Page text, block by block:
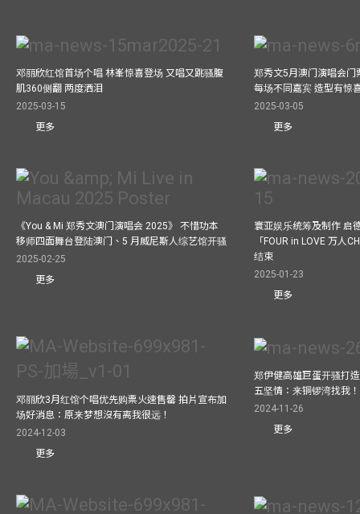
邓丽欣红馆首场个唱 林峯惊喜登场 又唱又跳骚腹
肌360侧翻 两度洒泪
2025-03-15
更多
郑秀文5月澳门演唱会
每场不同嘉宾 造型有惊
2025-03-05
更多
《You & Mi 郑秀文澳门演唱会 2025》 不惜功本
移师四面舞台登陆澳门、5 月威尼斯人综艺馆开骚
2025-02-25
更多
寰亚娱乐统筹及制作 启
「FOUR in LOVE 万人
结束
2025-01-23
更多
邓丽欣3月红馆个唱优先购票火速售罄 拍片宣布加
场好消息：原来梦想沒有离我很远！
2024-12-03
更多
郑伊健高雄巨蛋开骚打
五坚情：来铜锣湾找我！
2024-11-26
更多